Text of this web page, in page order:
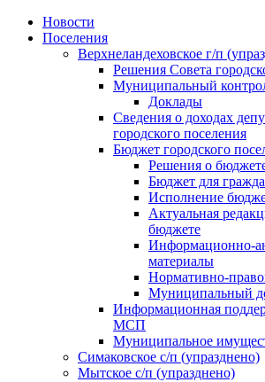
Skip
Новости
Поселения
Верхнеландеховское г/п
Решения Совета
Муниципальный
Доклады
Сведения о доходах
городского поселения
Бюджет городского
Решения о
Бюджет для
Исполнение
Актуальная
бюджете
Информационно-
материалы
Нормативно-
Муниципальный
Информационная
МСП
Муниципальное
Симаковское с/п (упразднено)
Мытское с/п (упразднено)